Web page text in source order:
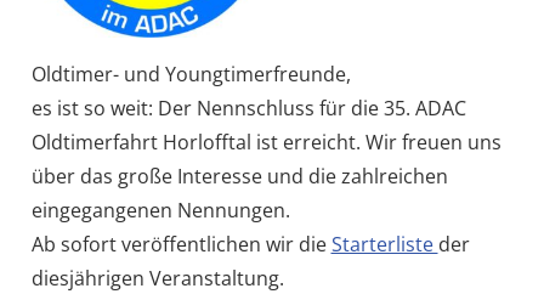
Oldtimer- und Youngtimerfreunde,
es ist so weit: Der Nennschluss für die 35. ADAC
Oldtimerfahrt Horlofftal ist erreicht. Wir freuen uns
über das große Interesse und die zahlreichen
eingegangenen Nennungen.
Ab sofort veröffentlichen wir dieStarterliste der
diesjährigen Veranstaltung.